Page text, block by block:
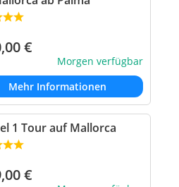
€
Morgen verfügbar
Mehr Informationen
1 Tour auf Mallorca
€